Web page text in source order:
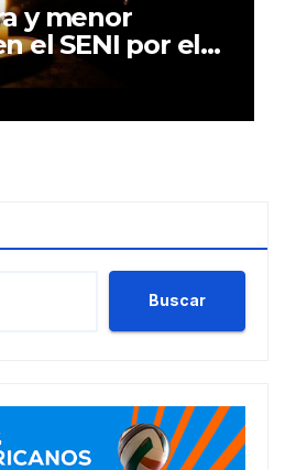
y menor
el SENI por el
Buscar